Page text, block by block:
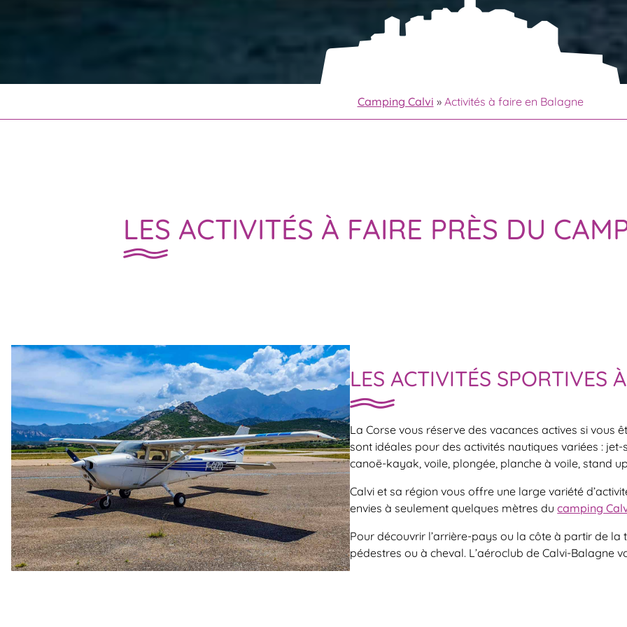
Camping Calvi » Activités à faire en Balagne
LES ACTIVITÉS À FAIRE PRÈS DU
LES ACTIVITÉS SPORTIVES
La Corse vous réserve des vacances actives si
sont idéales pour des activités nautiques variées :
canoë-kayak, voile, plongée, planche à voile, stand
Calvi et sa région vous offre une large variété
envies à seulement quelques mètres ducamping
Pour découvrir l’arrière-pays ou la côte à partir de
pédestres ou à cheval. L’aéroclub de Calvi-Balagne